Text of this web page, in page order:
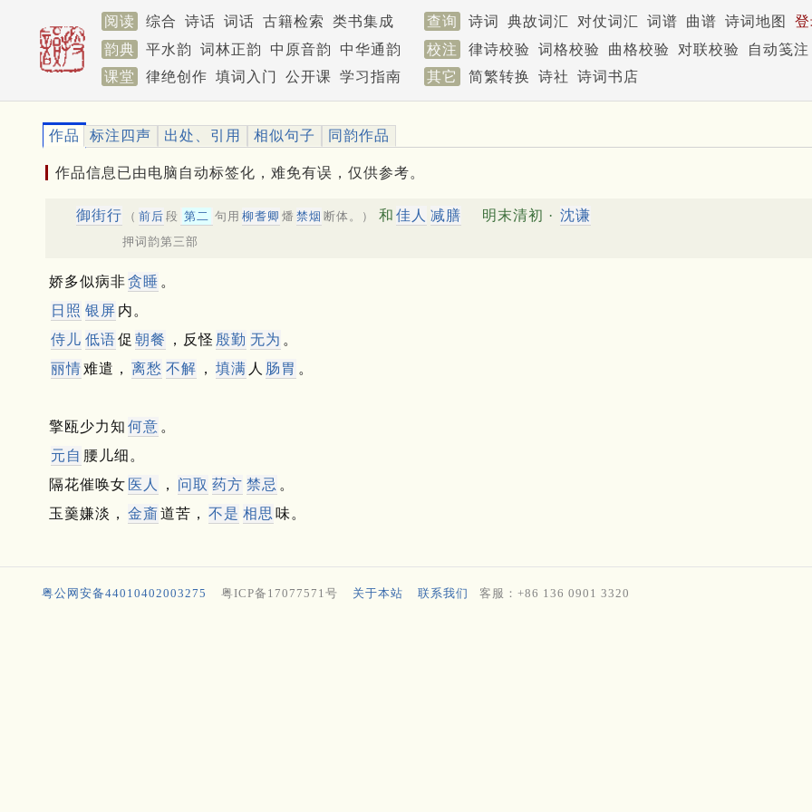
阅读 综合 诗话 词话 古籍检索 类书集成 查询 诗词 典故词汇 对仗词汇 词谱 曲谱 诗词地图
韵典
平水韵 词林正韵 中原音韵 中华通韵 校注 律诗校验 词格校验 曲格校验 对联校验
自动笺注
课堂
律绝创作 填词入门 公开课 学习指南 其它 简繁转换 诗社 诗词书店
作品 标注四声 出处、引用 相似句子 同韵作品
作品信息已由电脑自动标签化，难免有误，仅供参考。
御街行 （ 前后 段 第二 句用 柳耆卿 燔 禁烟 断体。） 和 佳人 减膳 明末清初 · 沈谦
押词韵第三部
娇多似病非贪睡 。
日照 银屏 内。
侍儿 低语促 朝餐 ，反怪 殷勤 无为 。
丽情难遣， 离愁 不解 ， 填满 人 肠胃 。
擎瓯少力知 何意 。
元自 腰儿细。
隔花催唤女 医人 ， 问取 药方 禁忌 。
玉羹嫌淡， 金齑道苦， 不是 相思 味。
粤公网安备44010402003275 粤ICP备17077571号 关于本站 联系我们 客服：+86 136 0901 3320